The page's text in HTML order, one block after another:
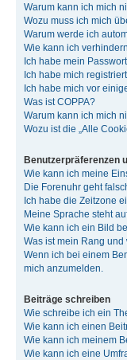
Warum kann ich mich
Wozu muss ich mich
Warum werde ich
Wie kann ich
Ich habe mein
Ich habe mich
Ich habe mich vor
Was ist COPPA?
Warum kann ich mich
Wozu ist die „Alle
Benutzerpräferenzen
Wie kann ich meine
Die Forenuhr geht
Ich habe die Zeitzone
Meine Sprache steht
Wie kann ich ein Bild
Was ist mein Rang
Wenn ich bei einem
mich anzumelden.
Beiträge schreiben
Wie schreibe ich ein
Wie kann ich einen
Wie kann ich meinem
Wie kann ich eine